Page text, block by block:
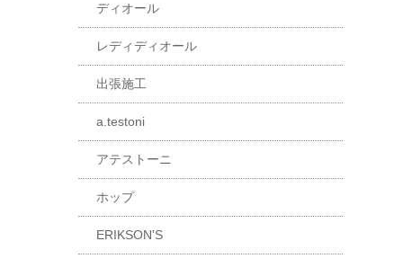
ディオール
レディディオール
出張施工
a.testoni
アテストーニ
ホップ
ERIKSON'S